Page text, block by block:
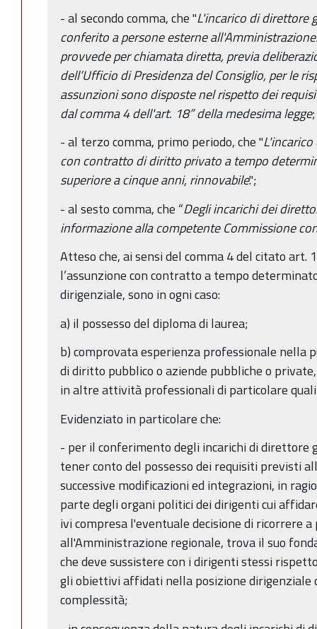
- al secondo comma, che "L'incarico di direttore
conferito a persone esterne
provvede per chiamata diretta, previa
dell’Ufficio di Presidenza del Consiglio, per le
assunzioni sono disposte nel rispetto dei
dal comma 4 dell'art. 18” della medesima legge;
- al terzo comma, primo periodo, che "
con contratto di diritto privato a tempo
superiore a cinque anni, rinnovabile.";
- al sesto comma, che “Degli incarichi dei
informazione alla competente Commissione
Atteso che, ai sensi del comma 4 del citato art.
l’assunzione con contratto a tempo
dirigenziale, sono in ogni caso:
a) il possesso del diploma di laurea;
b) comprovata esperienza professionale nella
di diritto pubblico o aziende pubbliche o
in altre attività professionali di particolare
Evidenziato in particolare che:
- per il conferimento degli incarichi di direttore
tener conto del possesso dei requisiti previsti
successive modificazioni ed integrazioni, in
parte degli organi politici dei dirigenti cui
ivi compresa l'eventuale decisione di ricorrere
all'Amministrazione regionale, trova il suo
che deve sussistere con i dirigenti stessi
gli obiet­tivi affidati nella posizione dirigenziale
complessità;